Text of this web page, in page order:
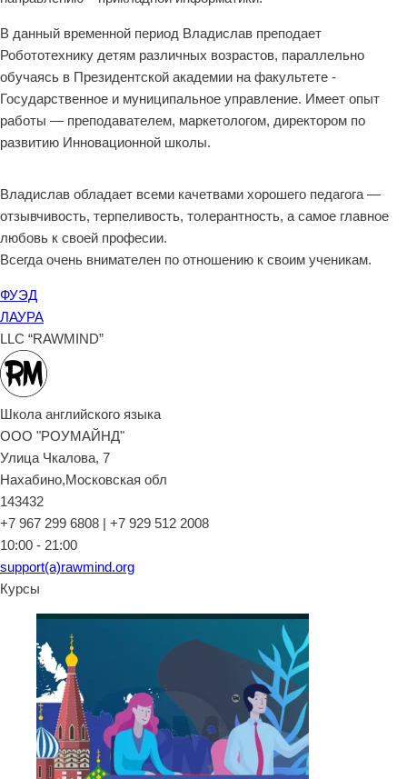
В данный временной период Владислав преподает
Робототехнику детям различных возрастов, параллельно
обучаясь в Президентской академии на факультете -
Государственное и муниципальное управление. Имеет опыт
работы — преподавателем, маркетологом, директором по
развитию Инновационной школы.
Владислав обладает всеми качетвами хорошего педагога —
отзывчивость, терпеливость, толерантность, а самое главное
любовь к своей професии.
Всегда очень внимателен по отношению к своим ученикам.
ФУЭД
ЛАУРА
LLC “RAWMIND”
Школа английского языка
ООО "РОУМАЙНД"
Улица Чкалова, 7
Нахабино,Московская обл
143432
+7 967 299 6808 | +7 929 512 2008
10:00 - 21:00
support(a)rawmind.org
Курсы